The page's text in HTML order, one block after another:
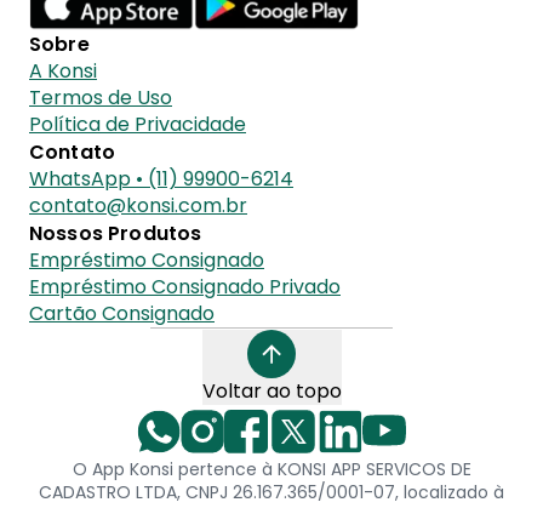
Sobre
A Konsi
Termos de Uso
Política de Privacidade
Contato
WhatsApp • (11) 99900-6214
contato@konsi.com.br
Nossos Produtos
Empréstimo Consignado
Empréstimo Consignado Privado
Cartão Consignado
Voltar ao topo
O App Konsi pertence à KONSI APP SERVICOS DE
CADASTRO LTDA, CNPJ 26.167.365/0001-07, localizado à